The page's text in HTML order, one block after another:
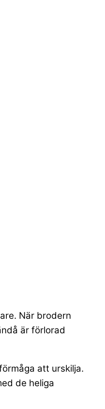
När brodern
är förlorad
att urskilja.
de heliga